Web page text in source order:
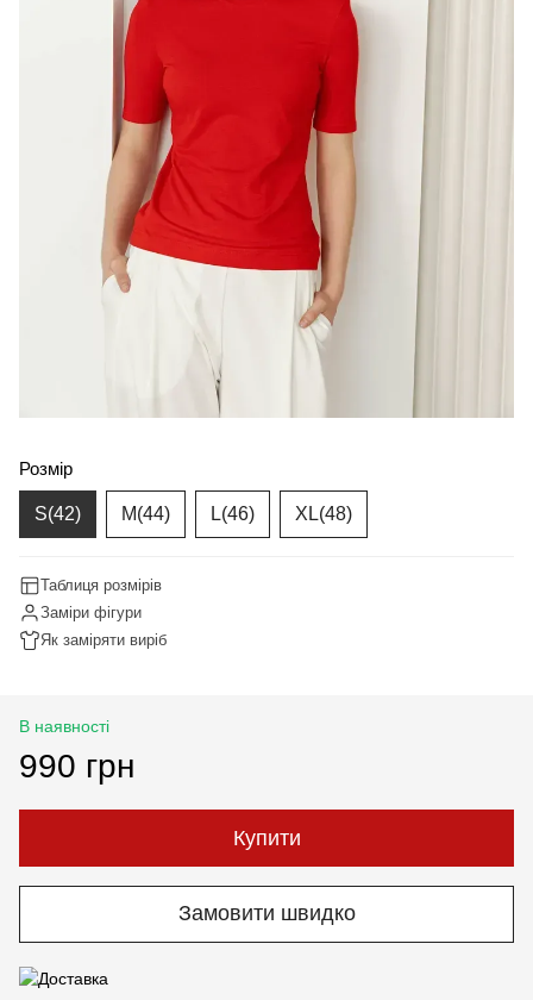
Розмір
S(42) M(44) L(46) XL(48)
Таблиця розмірів
Заміри фігури
Як заміряти виріб
В наявності
990 грн
Купити
Замовити швидко